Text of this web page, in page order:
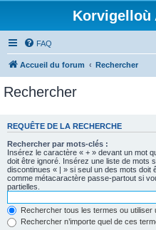
Korvigelloù
FAQ
Accueil du forum Rechercher
Rechercher
REQUÊTE DE LA RECHERCHE
Rechercher par mots-clés :
Insérez le caractère « + » devant un mot
doit être ignoré. Insérez une liste de mots
discontinues « | » si seul un des mots doit
comme métacaractère passe-partout si
partielles.
Rechercher tous les termes ou utiliser
Rechercher n’importe quel de ces